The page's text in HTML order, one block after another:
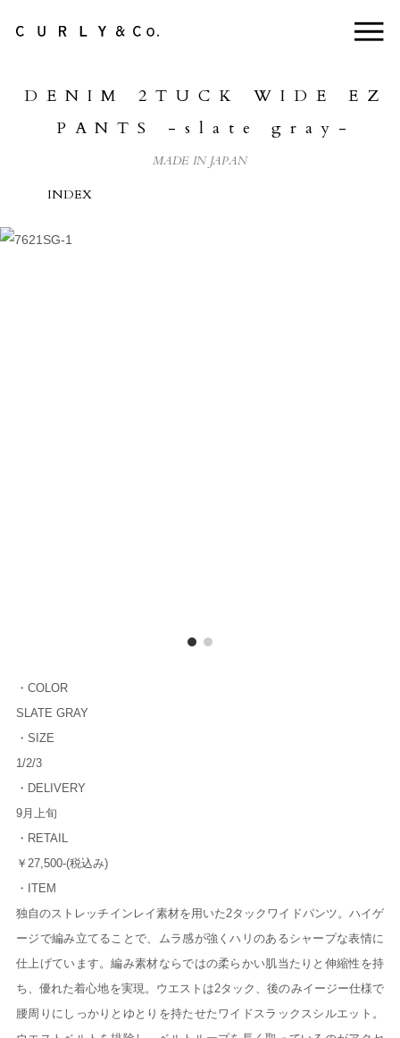
DENIM 2TUCK WIDE EZ
PANTS -slate gray-
MADE IN JAPAN
INDEX
・COLOR
SLATE GRAY
・SIZE
1/2/3
・DELIVERY
9月上旬
・RETAIL
￥27,500-(税込み)
・ITEM
独自のストレッチインレイ素材を用いた2タックワイドパンツ。ハイゲ
ージで編み立てることで、ムラ感が強くハリのあるシャープな表情に
仕上げています。編み素材ならではの柔らかい肌当たりと伸縮性を持
ち、優れた着心地を実現。ウエストは2タック、後のみイージー仕様で
腰周りにしっかりとゆとりを持たせたワイドスラックスシルエット。